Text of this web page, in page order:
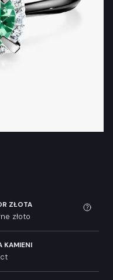
ZŁOTA
złoto
KAMIENI